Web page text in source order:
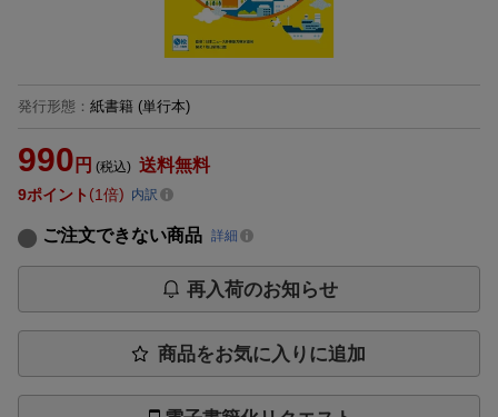
発行形態 ： 紙書籍 (単行本)
990 円 (税込) 送料無料
9ポイント 1倍 内訳
ご注文できない商品 詳細
再入荷のお知らせ
商品をお気に入りに追加